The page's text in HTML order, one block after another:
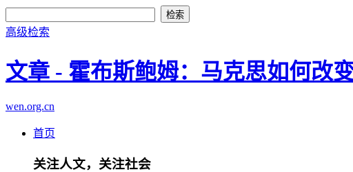
高级检索
文章 - 霍布斯鲍姆：马克思如何改
wen.org.cn
首页
关注人文，关注社会